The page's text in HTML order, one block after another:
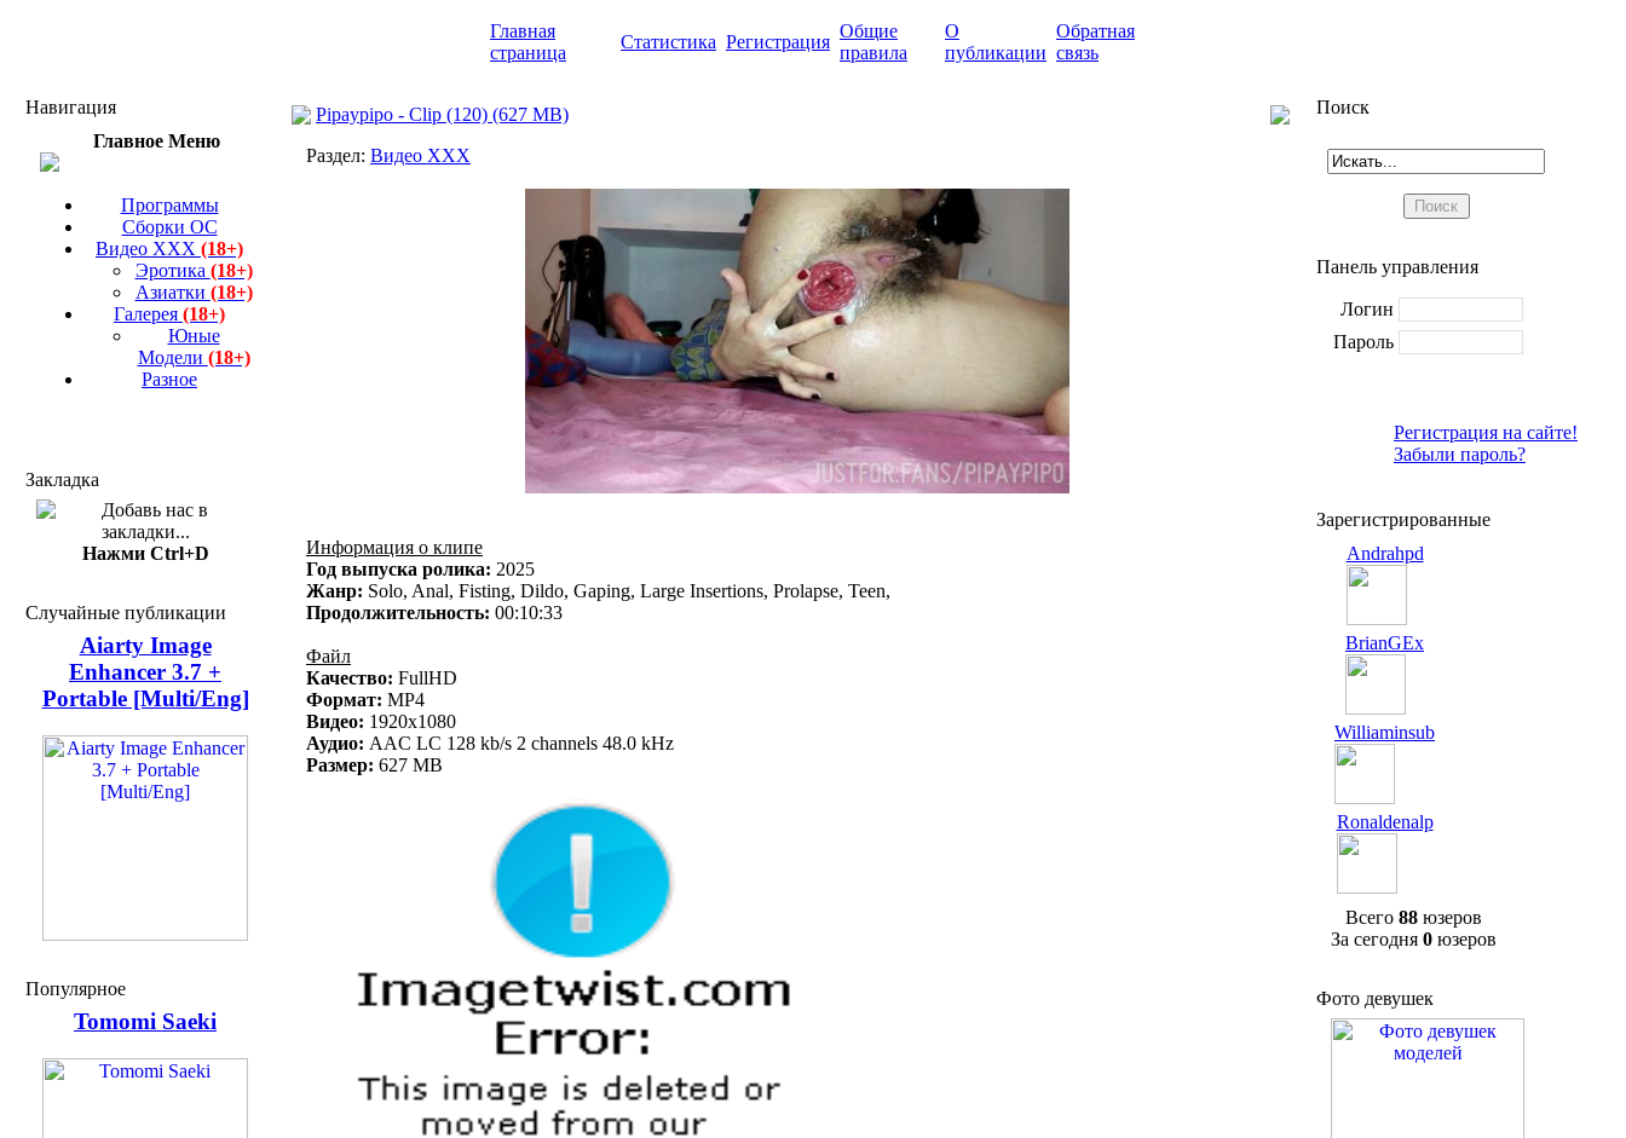
Главная
страница
Статистика Регистрация
Общие
правила
О
публикации
Обратная
связь
Навигация
Главное Меню
Программы
Сборки ОС
Видео ХХХ (18+)
Эротика (18+)
Азиатки (18+)
Галерея (18+)
Юные
Модели (18+)
Разное
Закладка
Нажми Ctrl+D
Случайные публикации
Aiarty Image
Enhancer 3.7 +
Portable [Multi/Eng]
Популярное
Tomomi Saeki
Pipaypipo - Clip (120) (627 MB)
Раздел: Видео ХХХ
Информация о клипе
Год выпуска ролика: 2025
Жанр: Solo, Anal, Fisting, Dildo, Gaping, Large Insertions, Prolapse, Teen,
Продолжительность: 00:10:33
Файл
Качество: FullHD
Формат: MP4
Видео: 1920x1080
Аудио: AAC LC 128 kb/s 2 channels 48.0 kHz
Размер: 627 MB
Поиск
Панель управления
Логин
Пароль
Регистрация на сайте!
Забыли пароль?
Зарегистрированные
Andrahpd
BrianGEx
Williaminsub
Ronaldenalp
Всего 88 юзеров
За сегодня 0 юзеров
Фото девушек